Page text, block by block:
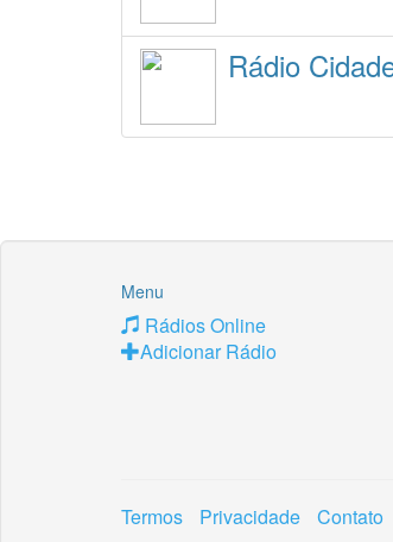
Rádio
Menu
Rádios Online
Adicionar Rádio
Termos Privacidade
Contato